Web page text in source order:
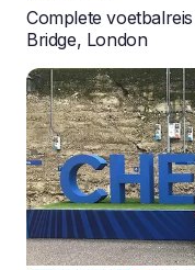
Complete
Bridge, London